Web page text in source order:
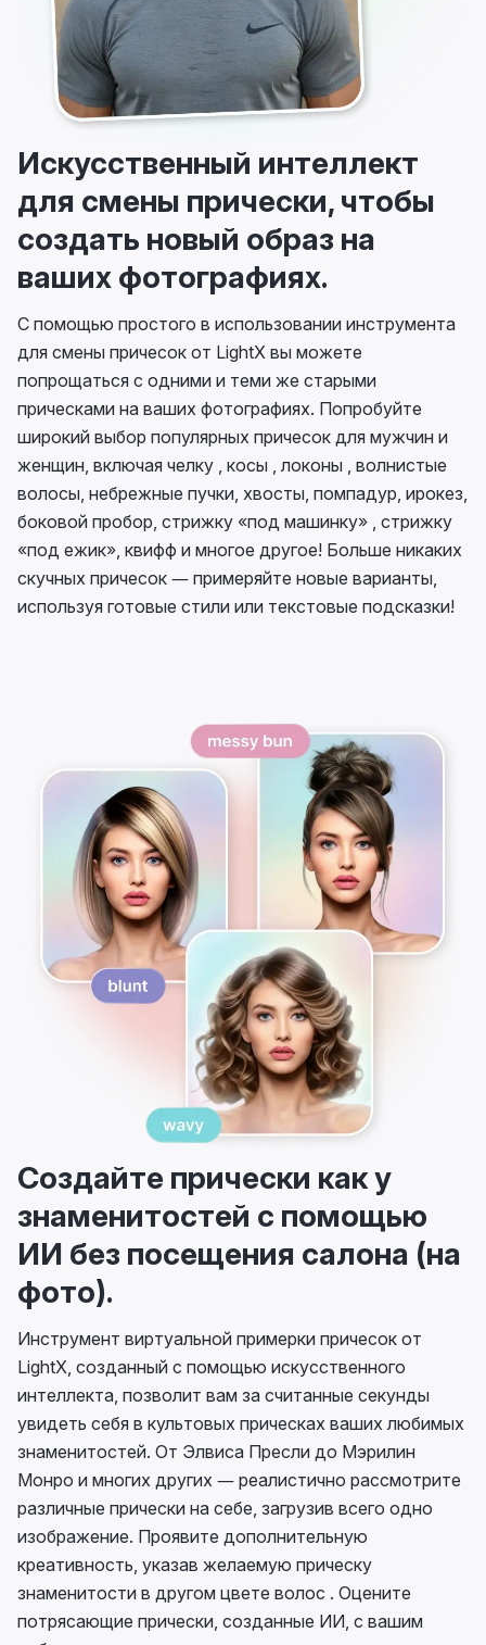
Искусственный интеллект
для смены прически, чтобы
создать новый образ на
ваших фотографиях.
С помощью простого в использовании инструмента
для смены причесок от LightX вы можете
попрощаться с одними и теми же старыми
прическами на ваших фотографиях. Попробуйте
широкий выбор популярных причесок для мужчин и
женщин, включая челку , косы , локоны , волнистые
волосы, небрежные пучки, хвосты, помпадур, ирокез,
боковой пробор, стрижку «под машинку» , стрижку
«под ежик», квифф и многое другое! Больше никаких
скучных причесок — примеряйте новые варианты,
используя готовые стили или текстовые подсказки!
Создайте прически как у
знаменитостей с помощью
ИИ без посещения салона (на
фото).
Инструмент виртуальной примерки причесок от
LightX, созданный с помощью искусственного
интеллекта, позволит вам за считанные секунды
увидеть себя в культовых прическах ваших любимых
знаменитостей. От Элвиса Пресли до Мэрилин
Монро и многих других — реалистично рассмотрите
различные прически на себе, загрузив всего одно
изображение. Проявите дополнительную
креативность, указав желаемую прическу
знаменитости в другом цвете волос . Оцените
потрясающие прически, созданные ИИ, с вашим